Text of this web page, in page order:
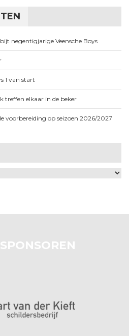
negentigjarige Veensche Boys
1 van start
treffen elkaar in de beker
voorbereiding op seizoen 2026/2027